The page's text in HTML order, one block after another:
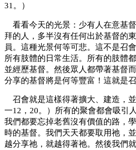
31。）
看看今天的光景：少有人在意基
拜的人，多半沒有任何出於基督的
員。這種光景何等可悲。這不是召
所有肢體的日常生活。所有的肢體
並經歷基督。然後眾人都帶著基督
分享的基督將是何等豐富！這就是召
召會就是這樣得著擴大、建造，
一12，20。）所有的聚會都會吸引
我們都要忘掉老舊沒有價值的路，
時的基督。我們天天都要取用祂，
越分享祂，就越得著祂。然後我們